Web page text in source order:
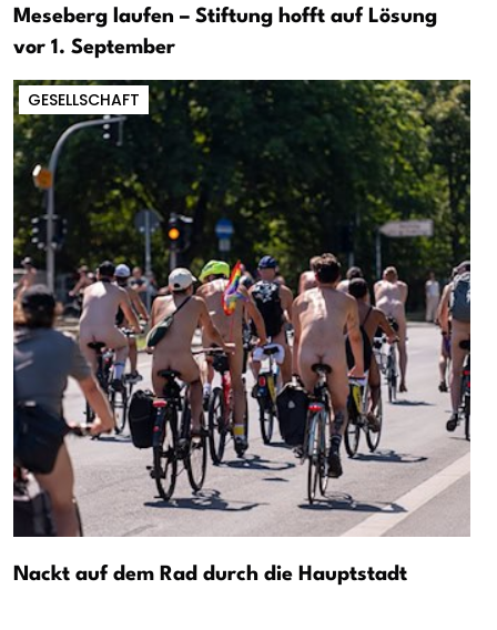
Meseberg laufen – Stiftung hofft auf Lösung
vor 1. September
GESELLSCHAFT
Nackt auf dem Rad durch die Hauptstadt